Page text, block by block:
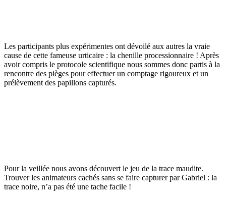
Les participants plus expérimentes ont dévoilé aux autres la vraie
cause de cette fameuse urticaire : la chenille processionnaire ! Après
avoir compris le protocole scientifique nous sommes donc partis à la
rencontre des pièges pour effectuer un comptage rigoureux et un
prélèvement des papillons capturés.
Pour la veillée nous avons découvert le jeu de la trace maudite.
Trouver les animateurs cachés sans se faire capturer par Gabriel : la
trace noire, n’a pas été une tache facile !